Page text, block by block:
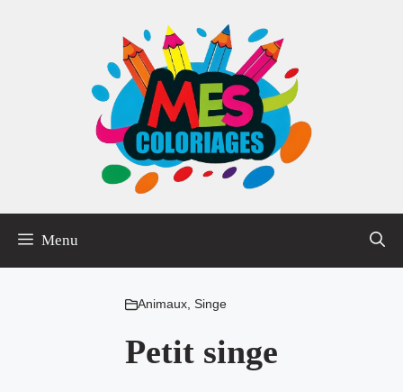
Menu
Animaux, Singe
Petit singe